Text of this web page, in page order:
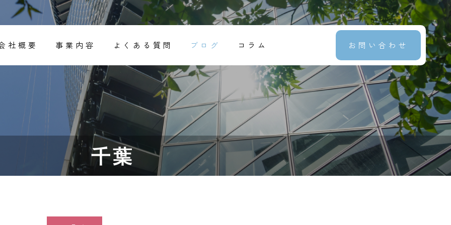
社概要 事業内容 よくある質問 ブログ コラム お問い合わせ
千葉